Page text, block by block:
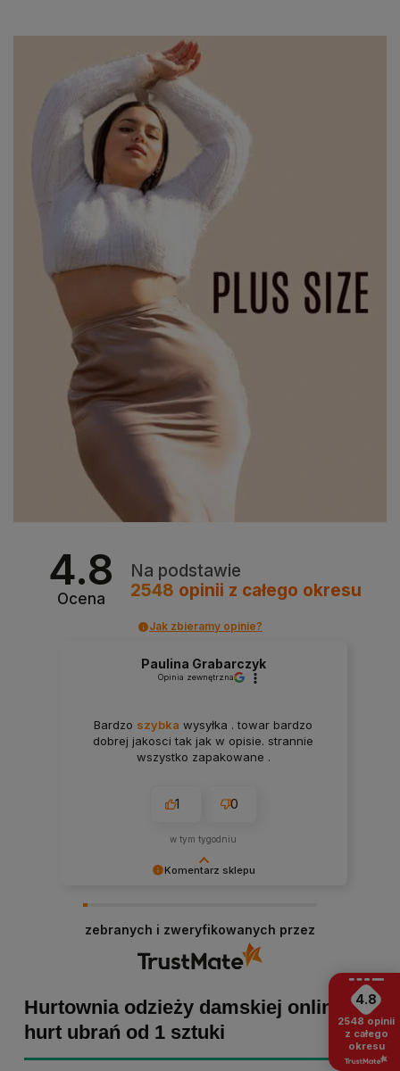
4.8
Ocena
Na podstawie
2548 opinii z całego okresu
Jak zbieramy opinie?
Komentarz sklepu
skrzydeł, dlatego tym bardziej cieszymy się, że
zakup przebiegł pomyślnie. Obiecujemy
utrzymać dobrą passę - zapraszamy ponownie! :)
Paulina Grabarczyk
Opinia zewnętrzna
Bardzo szybka wysyłka . towar bardzo
dobrej jakosci tak jak w opisie. strannie
wszystko zapakowane .
1 0
w tym tygodniu
zebranych i zweryfikowanych przez
Hurtownia odzieży damskiej online -
hurt ubrań od 1 sztuki
4.8
2548 opinii
z całego
okresu